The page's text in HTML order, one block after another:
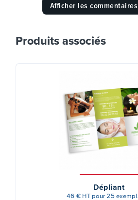
Afficher les
Produits associés
Dépliant
46 € HT pour 25